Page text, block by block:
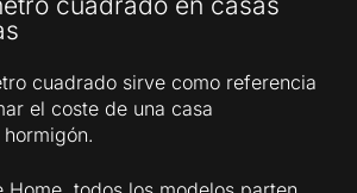
cuadrado sirve como referencia
el coste de una casa